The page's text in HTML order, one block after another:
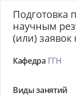
Подготовка
научным
(или) заявок
Кафедра ГГН
Виды занятий